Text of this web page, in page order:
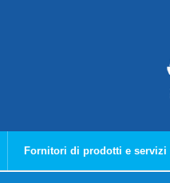
Fornitori di prodotti e servizi